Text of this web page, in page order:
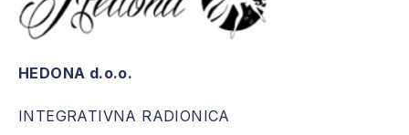
HEDONA d.o.o.
INTEGRATIVNA RADIONICA